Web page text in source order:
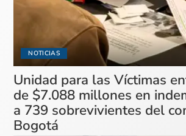
NOTICIAS
Unidad para las Víctimas
de $7.088 millones en
a 739 sobrevivientes del
Bogotá